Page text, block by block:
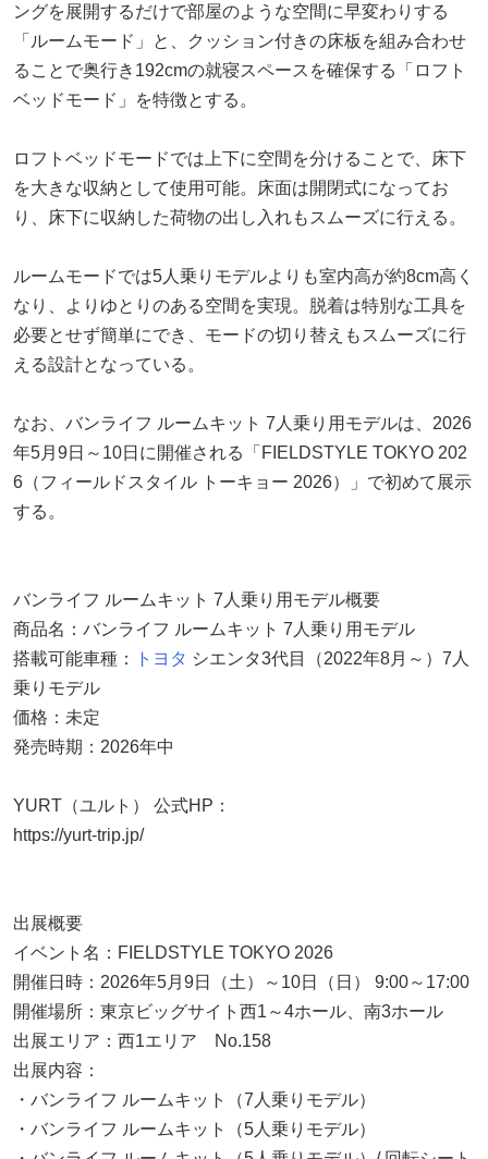
ングを展開するだけで部屋のような空間に早変わりする
「ルームモード」と、クッション付きの床板を組み合わせ
ることで奥行き192cmの就寝スペースを確保する「ロフト
ベッドモード」を特徴とする。
ロフトベッドモードでは上下に空間を分けることで、床下
を大きな収納として使用可能。床面は開閉式になってお
り、床下に収納した荷物の出し入れもスムーズに行える。
ルームモードでは5人乗りモデルよりも室内高が約8cm高く
なり、よりゆとりのある空間を実現。脱着は特別な工具を
必要とせず簡単にでき、モードの切り替えもスムーズに行
える設計となっている。
なお、バンライフ ルームキット 7人乗り用モデルは、2026
年5月9日～10日に開催される「FIELDSTYLE TOKYO 202
6（フィールドスタイル トーキョー 2026）」で初めて展示
する。
バンライフ ルームキット 7人乗り用モデル概要
商品名：バンライフ ルームキット 7人乗り用モデル
搭載可能車種：
トヨタ シエンタ3代目（2022年8月～）7人
乗りモデル
価格：未定
発売時期：2026年中
YURT（ユルト） 公式HP：
https://yurt-trip.jp/
出展概要
イベント名：FIELDSTYLE TOKYO 2026
開催日時：2026年5月9日（土）～10日（日） 9:00～17:00
開催場所：東京ビッグサイト西1～4ホール、南3ホール
出展エリア：西1エリア No.158
出展内容：
・バンライフ ルームキット（7人乗りモデル）
・バンライフ ルームキット（5人乗りモデル）